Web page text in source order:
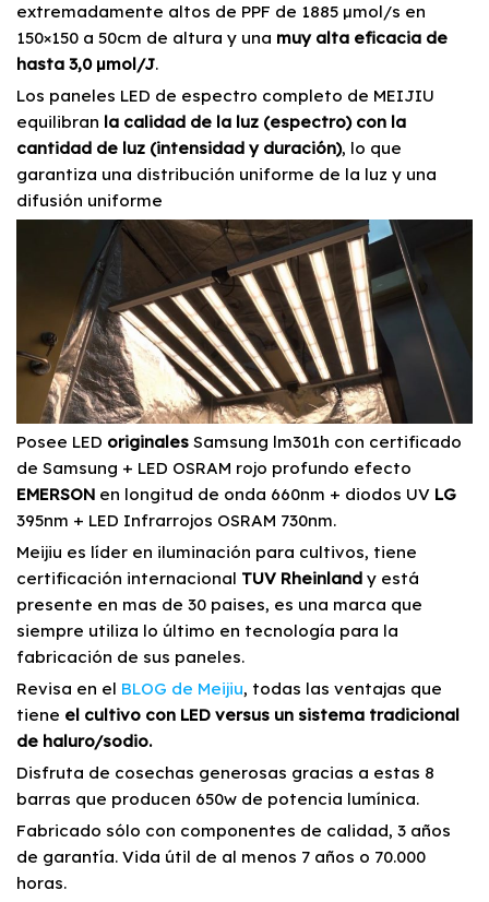
extremadamente altos de PPF de 1885 µmol/s en
150×150 a 50cm de altura y una muy alta eficacia de
hasta 3,0 µmol/J.
Los paneles LED de espectro completo de MEIJIU
equilibran la calidad de la luz (espectro) con la
cantidad de luz (intensidad y duración), lo que
garantiza una distribución uniforme de la luz y una
difusión uniforme
Posee LED originales Samsung lm301h con certificado
de Samsung + LED OSRAM rojo profundo efecto
EMERSON en longitud de onda 660nm + diodos UV LG
395nm + LED Infrarrojos OSRAM 730nm.
Meijiu es líder en iluminación para cultivos, tiene
certificación internacional TUV Rheinland y está
presente en mas de 30 paises, es una marca que
siempre utiliza lo último en tecnología para la
fabricación de sus paneles.
Revisa en el BLOG de Meijiu, todas las ventajas que
tiene el cultivo con LED versus un sistema tradicional
de haluro/sodio.
Disfruta de cosechas generosas gracias a estas 8
barras que producen 650w de potencia lumínica.
Fabricado sólo con componentes de calidad, 3 años
de garantía. Vida útil de al menos 7 años o 70.000
horas.